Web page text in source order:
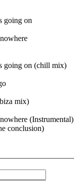
going on
going on (chill mix)
mix)
(Instrumental)
conclusion)